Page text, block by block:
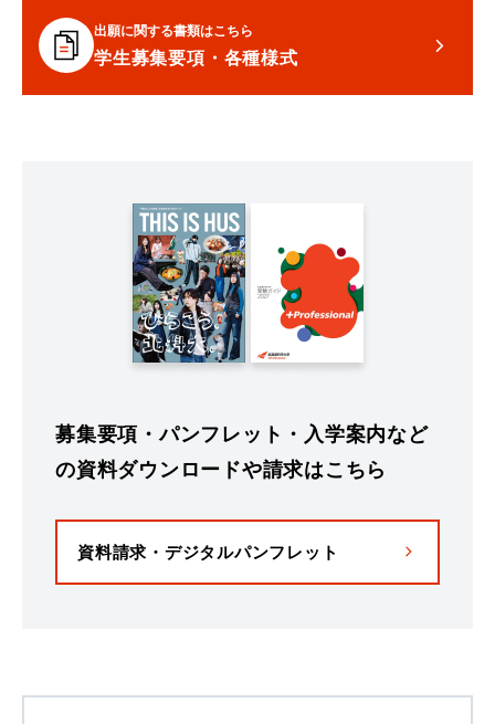
出願に関する書類はこちら
学生募集要項・各種様式
募集要項・パンフレット・入学案内など
の資料ダウンロードや請求はこちら
資料請求・デジタルパンフレット